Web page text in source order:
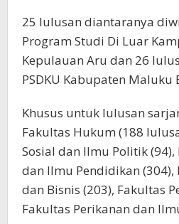
25 lulusan diantaranya
Program Studi Di Luar
Kepulauan Aru dan 26
PSDKU Kabupaten Maluku
Khusus untuk lulusan
Fakultas Hukum (188
Sosial dan Ilmu Politik
dan Ilmu Pendidikan (304),
dan Bisnis (203), Fakultas
Fakultas Perikanan dan